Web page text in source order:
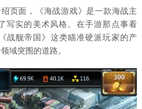
页面，《海战游戏》是一款海战主
写实的美术风格。在手游那点事看
战舰帝国》这类瞄准硬派玩家的产
域突围的道路。